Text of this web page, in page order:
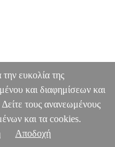
ευκολία της
και διαφημίσεων και
τους ανανεωμένους
και τα cookies.
Αποδοχή